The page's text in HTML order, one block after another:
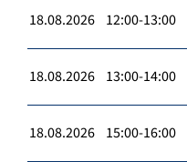
18.08.2026 12:00-13:00
18.08.2026 13:00-14:00
18.08.2026 15:00-16:00